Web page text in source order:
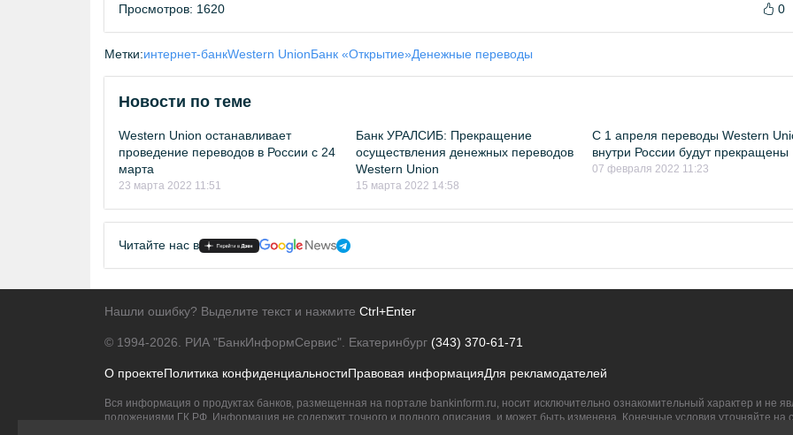
Просмотров: 1620 0
Метки:интернет-банкWestern UnionБанк «Открытие»Денежные переводы
Новости по теме
Western Union останавливает
проведение переводов в России с 24
марта
23 марта 2022 11:51
Банк УРАЛСИБ: Прекращение
осуществления денежных переводов
Western Union
15 марта 2022 14:58
С 1 апреля переводы Western
внутри России будут прекращены
07 февраля 2022 11:23
Читайте нас в
Нашли ошибку? Выделите текст и нажмите Ctrl+Enter
© 1994-2026. РИА "БанкИнформСервис". Екатеринбург (343) 370-61-71
О проектеПолитика конфиденциальностиПравовая информацияДля рекламодателей
Вся информация о продуктах банков, размещенная на портале bankinform.ru, носит исключительно ознакомительный характер и не
положениями ГК РФ. Информация не содержит точного и полного описания, и может быть изменена. Конечные условия уточняйте на